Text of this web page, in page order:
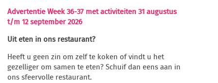
Advertentie Week 36-37 met activiteiten 31 augustus
t/m 12 september 2026
Uit eten in ons restaurant?
Heeft u geen zin om zelf te koken of vindt u het
gezelliger om samen te eten? Schuif dan eens aan in
ons sfeervolle restaurant.